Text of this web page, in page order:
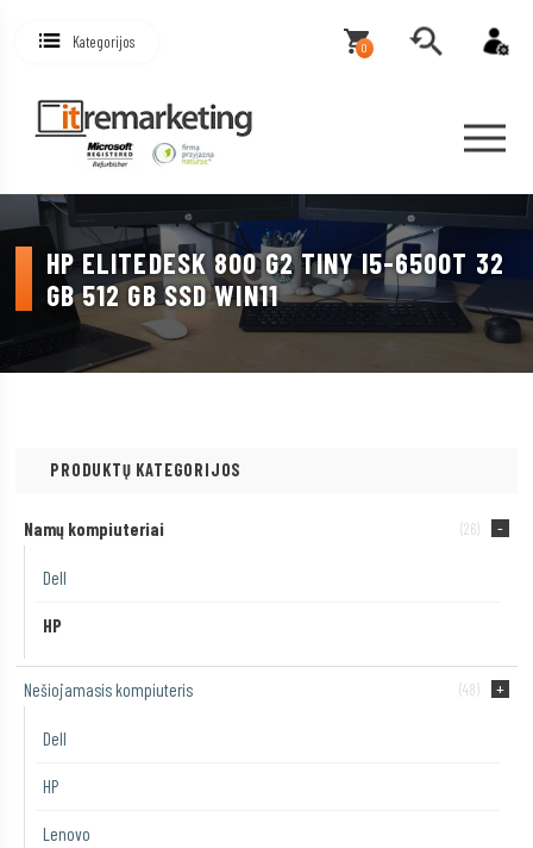
Kategorijos 0
HP ELITEDESK 800 G2 TINY I5-6500T 32
GB 512 GB SSD WIN11
PRODUKTŲ KATEGORIJOS
Namų kompiuteriai (26)
Dell
HP
Nešiojamasis kompiuteris (48)
Dell
HP
Lenovo